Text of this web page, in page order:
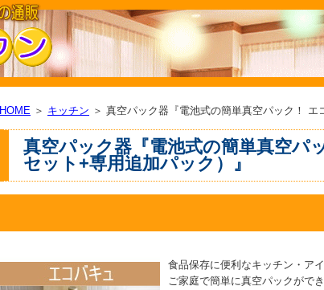
HOME ＞ キッチン ＞ 真空パック器『電池式の簡単真空パック！ エ
真空パック器『電池式の簡単真空パ
セット+専用追加パック）』
食品保存に便利なキッチン・アイ
ご家庭で簡単に真空パックがで